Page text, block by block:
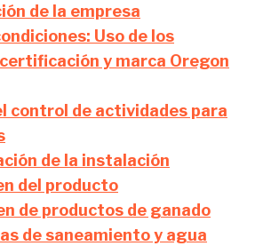
de la empresa
Uso de los
y marca Oregon
control de actividades para
de la instalación
del producto
de productos de ganado
de saneamiento y agua